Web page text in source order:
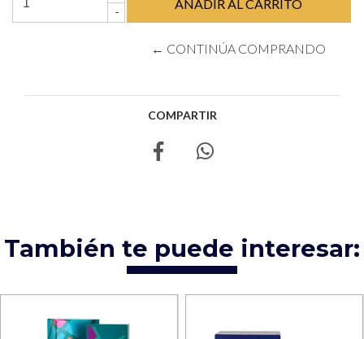
-
← CONTINÚA COMPRANDO
COMPARTIR
También te puede interesar: